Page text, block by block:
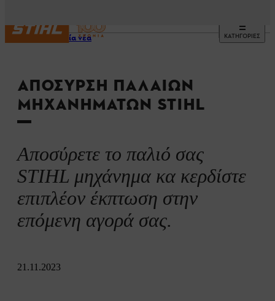
ΚΑΤΗΓΟΡΙΕΣ
Τελευταία νέα
ΑΠΌΣΥΡΣΗ ΠΑΛΑΙΏΝ
ΜΗΧΑΝΗΜΆΤΩΝ STIHL
Αποσύρετε το παλιό σας
STIHL μηχάνημα κα κερδίστε
επιπλέον έκπτωση στην
επόμενη αγορά σας.
21.11.2023